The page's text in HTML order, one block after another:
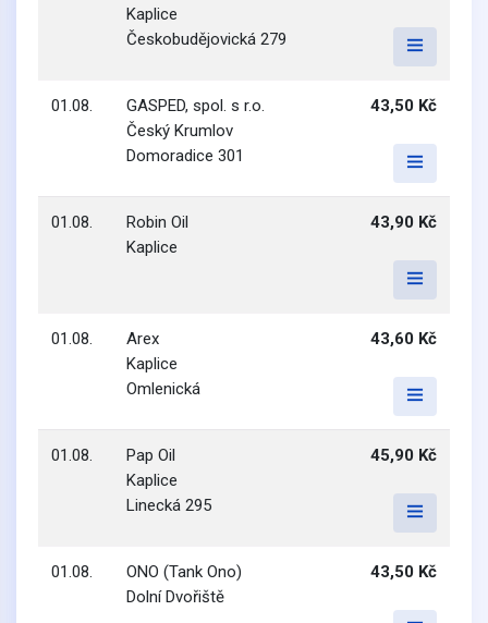
Kaplice
Českobudějovická 279
01.08.
GASPED, spol. s r.o.
Český Krumlov
Domoradice 301
43,50 Kč
01.08.
Robin Oil
Kaplice
43,90 Kč
01.08.
Arex
Kaplice
Omlenická
43,60 Kč
01.08.
Pap Oil
Kaplice
Linecká 295
45,90 Kč
01.08.
ONO (Tank Ono)
Dolní Dvořiště
43,50 Kč